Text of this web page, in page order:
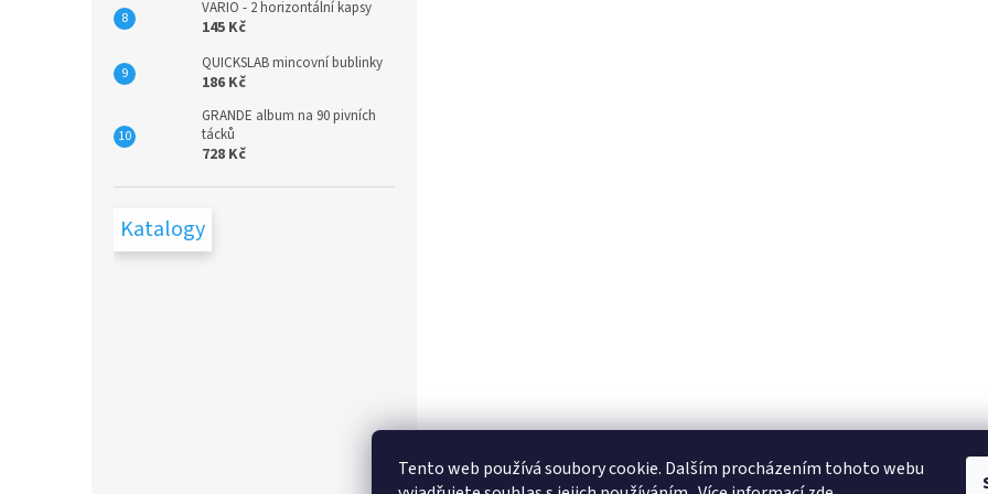
Tento web používá soubory cookie. Dalším procházením tohoto webu
VARIO - 2 horizontální kapsy
145 Kč
QUICKSLAB mincovní bublinky
186 Kč
GRANDE album na 90 pivních
tácků
728 Kč
Katalogy